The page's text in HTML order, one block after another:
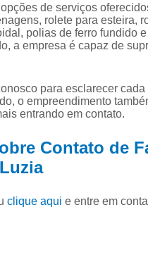
Roletes
Transportadores
Representante
e distribuidor
de serviços
rolete para esteira,
polias de ferro fundido
a empresa é capaz de
para esclarecer
o empreendimento
entrando em contato.
Contato de
clique aqui e entre em